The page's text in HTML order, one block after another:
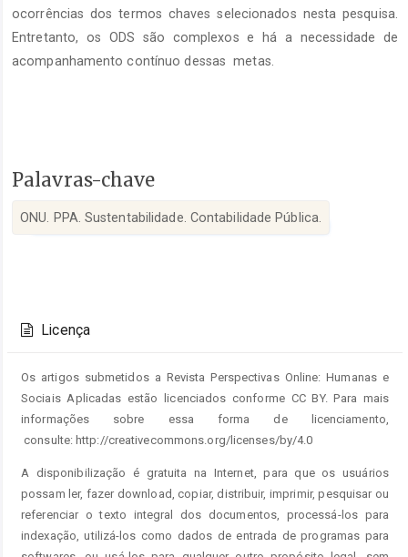
ocorrências dos termos chaves selecionados nesta pesquisa.
Entretanto, os ODS são complexos e há a necessidade de
acompanhamento contínuo dessas metas.
Palavras-chave
ONU. PPA. Sustentabilidade. Contabilidade Pública.
do
artigo
Licença
Os artigos submetidos a Revista Perspectivas Online: Humanas e
Sociais Aplicadas estão licenciados conforme CC BY. Para mais
informações sobre essa forma de licenciamento,
consulte: http://creativecommons.org/licenses/by/4.0
A disponibilização é gratuita na Internet, para que os usuários
possam ler, fazer download, copiar, distribuir, imprimir, pesquisar ou
referenciar o texto integral dos documentos, processá-los para
indexação, utilizá-los como dados de entrada de programas para